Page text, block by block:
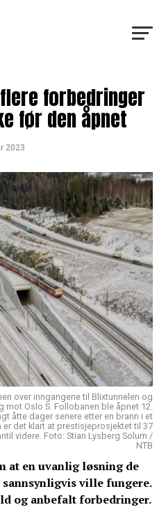
forbedringer
før den åpnet
2023
over inngangene til Blixtunnelen og
mot Oslo S. Follobanen ble åpnet 12.
åtte dager senere etter en brann i et
er det klart at prestisjeprosjektet til 37
videre. Foto: Stian Lysberg Solum /
NTB
at en uvanlig løsning de
ville fungere.
og anbefalt forbedringer.